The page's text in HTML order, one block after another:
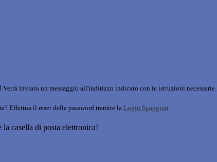
Verrà inviato un messaggio all'indirizzo indicato con le istruzioni necessarie.
Effettua il reset della password tramite la Login Spaggiari
casella di posta elettronica!